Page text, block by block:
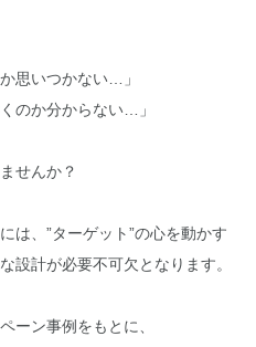
思いつかない…」
のか分からない…」
せんか？
は、”ターゲット”の心を動かす
設計が必要不可欠となります。
ーン事例をもとに、